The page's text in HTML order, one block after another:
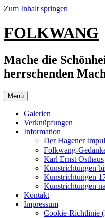
Zum Inhalt springen
FOLKWANG
Mache die
herrschenden
Menü
Galerien
Verknüpfungen
Information
Der Hagener
Folkwang-
Karl Ernst Osthaus
Kunstrichtungen
Kunstrichtungen
Kunstrichtungen
Kontakt
Impressum
Cookie-Richtlinie